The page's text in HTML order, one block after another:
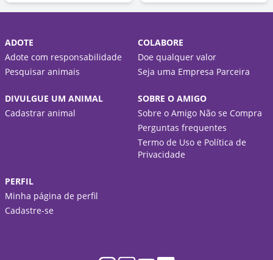
ADOTE
Adote com responsabilidade
Pesquisar animais
COLABORE
Doe qualquer valor
Seja uma Empresa Parceira
DIVULGUE UM ANIMAL
Cadastrar animal
SOBRE O AMIGO
Sobre o Amigo Não se Compra
Perguntas frequentes
Termo de Uso e Política de
Privacidade
PERFIL
Minha página de perfil
Cadastre-se